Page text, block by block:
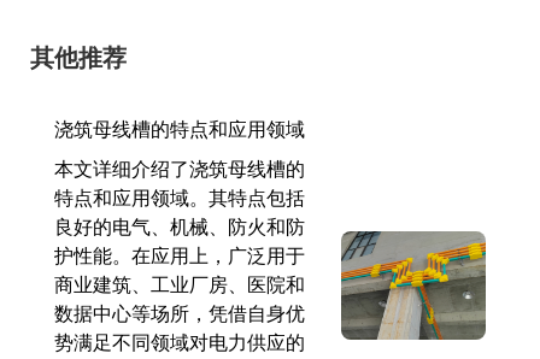
其他推荐
浇筑母线槽的特点和应用领域
本文详细介绍了浇筑母线槽的
特点和应用领域。其特点包括
良好的电气、机械、防火和防
护性能。在应用上，广泛用于
商业建筑、工业厂房、医院和
数据中心等场所，凭借自身优
势满足不同领域对电力供应的